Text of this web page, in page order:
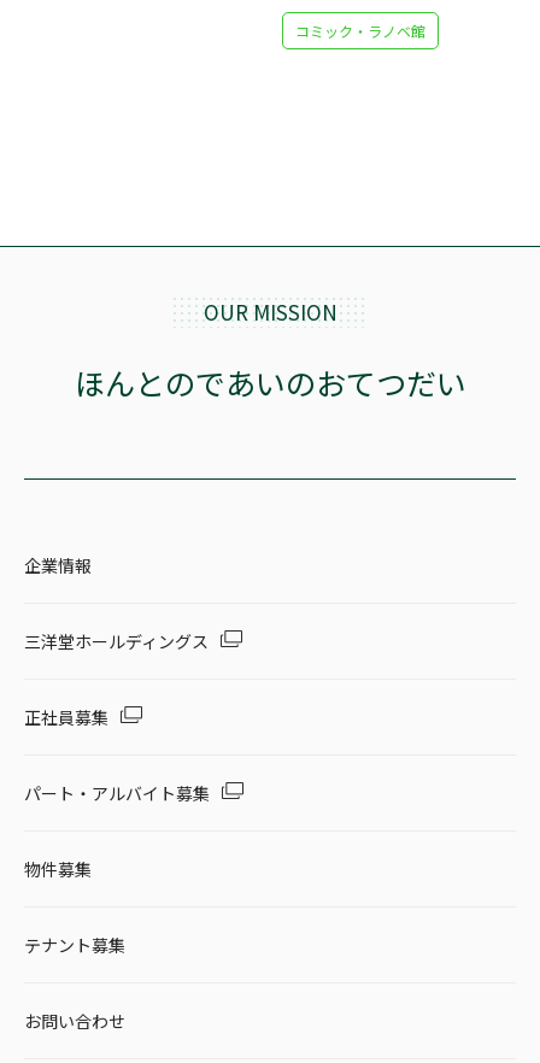
コミック・ラノベ館
OUR MISSION
ほんとのであいのおてつだい
企業情報
三洋堂ホールディングス
正社員募集
パート・アルバイト募集
物件募集
テナント募集
お問い合わせ